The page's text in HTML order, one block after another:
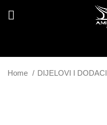
Home DIJELOVI I DODACI